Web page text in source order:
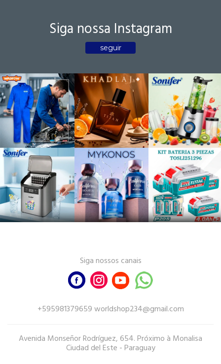
Siga nossa Instagram
seguir
Siga nossos canais
+595981379659 worldshop234@gmail.com
Avenida Monseñor Rodríguez, 654. Próximo à Monalisa
Ciudad del Este - Paraguay